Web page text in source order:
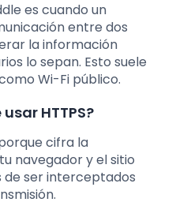
es cuando un
entre dos
la información
lo sepan. Esto suele
Wi-Fi público.
HTTPS?
cifra la
navegador y el sitio
ser interceptados